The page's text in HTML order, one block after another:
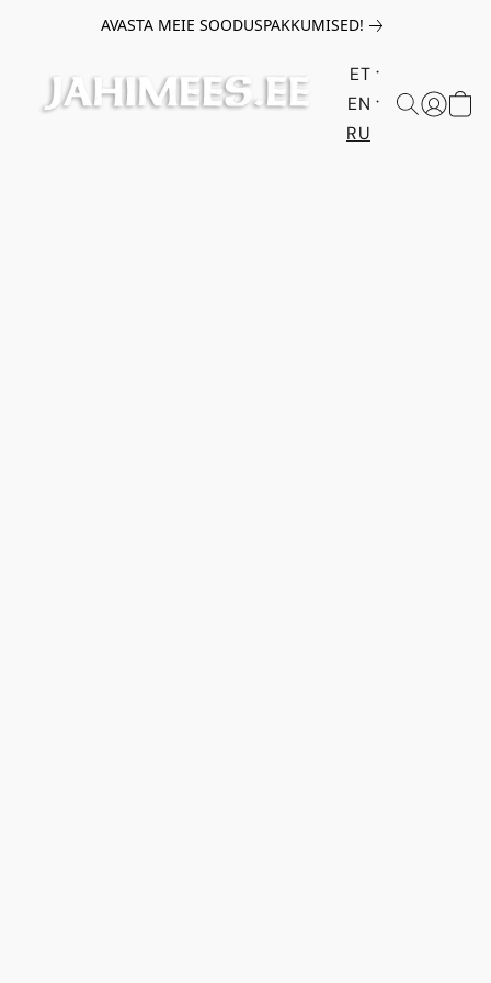
AVASTA MEIE SOODUSPAKKUMISED!
ET
EN
RU